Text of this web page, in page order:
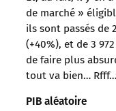
de marché »
ils sont passés de
(+40%), et de 3
de faire plus
tout va bien…
PIB aléatoire